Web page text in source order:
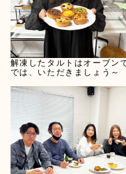
解凍したタルトはオーブン
では、いただきましょう～